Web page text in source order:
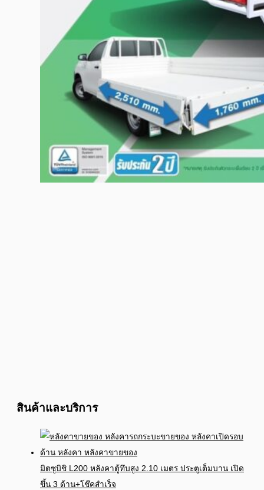
สินค้าและบริการ
มิตซูบิชิ L200 หลังคาตู้ทึบสูง 2.10 เมตร ประตูเต็มบาน เปิด
ขึ้น 3 ด้าน+โช๊คสำเร็จ